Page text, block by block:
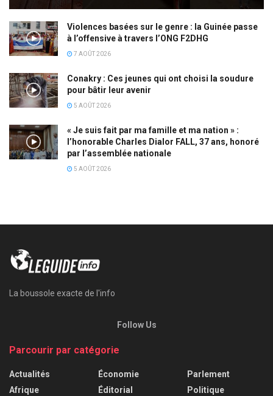
Violences basées sur le genre : la Guinée passe
à l’offensive à travers l’ONG F2DHG
7 AOÛT 2026
Conakry : Ces jeunes qui ont choisi la soudure
pour bâtir leur avenir
5 AOÛT 2026
« Je suis fait par ma famille et ma nation » :
l’honorable Charles Dialor FALL, 37 ans, honoré
par l’assemblée nationale
5 AOÛT 2026
La boussole exacte de l'info
Follow Us
Parcourir par catégorie
Actualités
Afrique
Économie
Éditorial
Parlement
Politique